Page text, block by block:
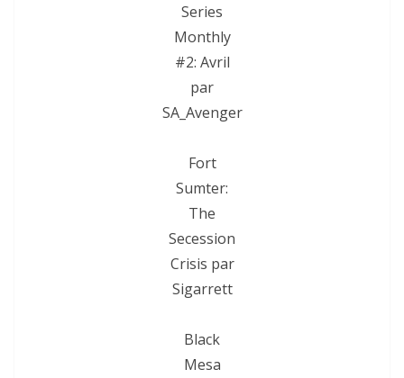
Series
Monthly
#2: Avril
par
SA_Avenger
Fort
Sumter:
The
Secession
Crisis par
Sigarrett
Black
Mesa